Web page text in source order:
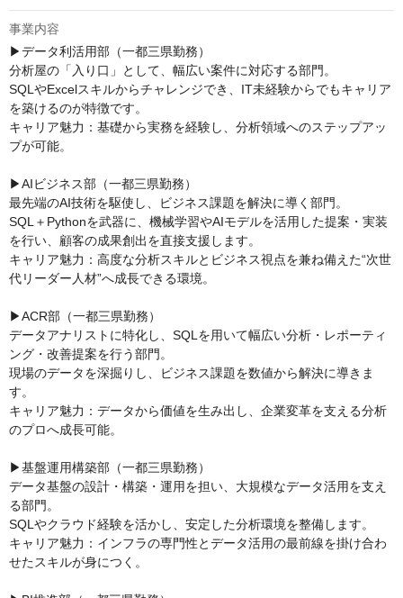
事業内容
▶データ利活用部（一都三県勤務）
分析屋の「入り口」として、幅広い案件に対応する部門。
SQLやExcelスキルからチャレンジでき、IT未経験からでもキャリア
を築けるのが特徴です。
キャリア魅力：基礎から実務を経験し、分析領域へのステップアッ
プが可能。
▶AIビジネス部（一都三県勤務）
最先端のAI技術を駆使し、ビジネス課題を解決に導く部門。
SQL＋Pythonを武器に、機械学習やAIモデルを活用した提案・実装
を行い、顧客の成果創出を直接支援します。
キャリア魅力：高度な分析スキルとビジネス視点を兼ね備えた“次世
代リーダー人材”へ成長できる環境。
▶ACR部（一都三県勤務）
データアナリストに特化し、SQLを用いて幅広い分析・レポーティ
ング・改善提案を行う部門。
現場のデータを深掘りし、ビジネス課題を数値から解決に導きま
す。
キャリア魅力：データから価値を生み出し、企業変革を支える分析
のプロへ成長可能。
▶基盤運用構築部（一都三県勤務）
データ基盤の設計・構築・運用を担い、大規模なデータ活用を支え
る部門。
SQLやクラウド経験を活かし、安定した分析環境を整備します。
キャリア魅力：インフラの専門性とデータ活用の最前線を掛け合わ
せたスキルが身につく。